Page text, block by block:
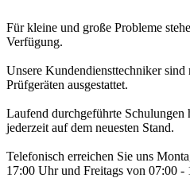
Für kleine und große Probleme
Verfügung.
Unsere Kundendiensttechniker sind
Prüfgeräten ausgestattet.
Laufend durchgeführte Schulungen
jederzeit auf dem neuesten Stand.
Telefonisch erreichen Sie uns
17:00 Uhr und Freitags von 07:00 -